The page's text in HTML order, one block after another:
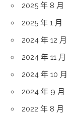
2025 年 8 月
2025 年 1 月
2024 年 12 月
2024 年 11 月
2024 年 10 月
2024 年 9 月
2022 年 8 月